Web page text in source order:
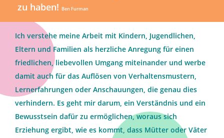
zu haben! Ben Furman
Ich verstehe meine Arbeit mit Kindern, Jugendlichen,
Eltern und Familien als herzliche Anregung für einen
friedlichen, liebevollen Umgang miteinander und werbe
damit auch für das Auflösen von Verhaltensmustern,
Lernerfahrungen oder Anschauungen, die genau dies
verhindern. Es geht mir darum, ein Ver­ständnis und ein
Bewusstsein dafür zu ermöglichen, woraus sich
Erziehung ergibt, wie es kommt, dass Mütter oder Väter